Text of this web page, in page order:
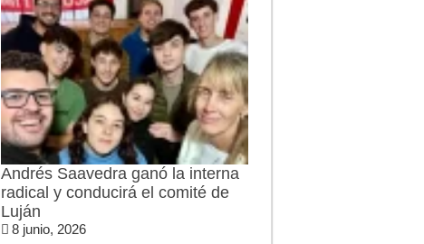
Andrés Saavedra ganó la interna
radical y conducirá el comité de
Luján
8 junio, 2026